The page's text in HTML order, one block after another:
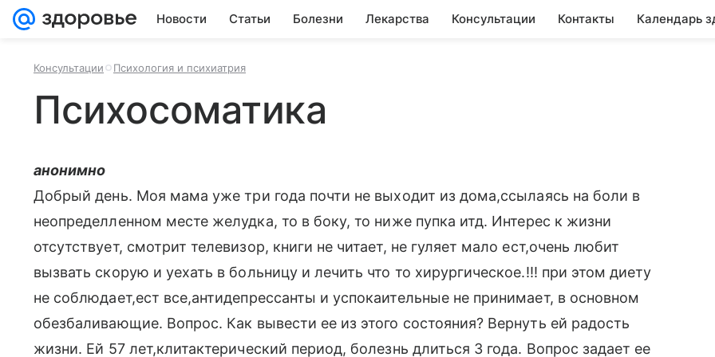
Новости Статьи Болезни Лекарства Консультации Контакты Календарь
Консультации Психология и психиатрия
Психосоматика
анонимно
Добрый день. Моя мама уже три года почти не выходит из дома,ссылаясь на боли в
неопределленном месте желудка, то в боку, то ниже пупка итд. Интерес к жизни
отсутствует, смотрит телевизор, книги не читает, не гуляет мало ест,очень любит
вызвать скорую и уехать в больницу и лечить что то хирургическое.!!! при этом диету
не соблюдает,ест все,антидепрессанты и успокаительные не принимает, в основном
обезбаливающие. Вопрос. Как вывести ее из этого состояния? Вернуть ей радость
жизни. Ей 57 лет,клитактерический период, болезнь длиться 3 года. Вопрос задает ее